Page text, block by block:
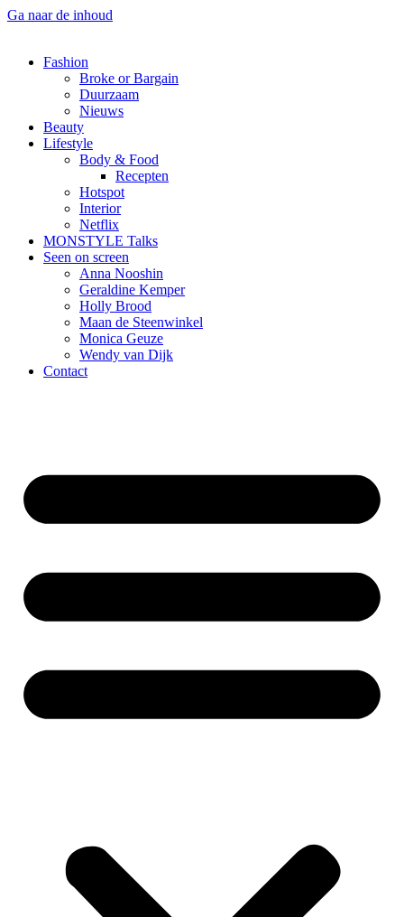
Ga naar de inhoud
Fashion
Broke or Bargain
Duurzaam
Nieuws
Beauty
Lifestyle
Body & Food
Recepten
Hotspot
Interior
Netflix
MONSTYLE Talks
Seen on screen
Anna Nooshin
Geraldine Kemper
Holly Brood
Maan de Steenwinkel
Monica Geuze
Wendy van Dijk
Contact